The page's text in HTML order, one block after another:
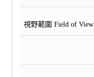
視野範圍 Field of View